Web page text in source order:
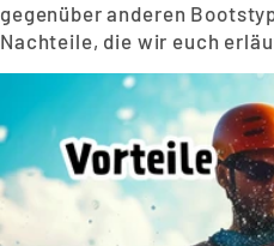
gegenüber anderen
Nachteile, die wir euch